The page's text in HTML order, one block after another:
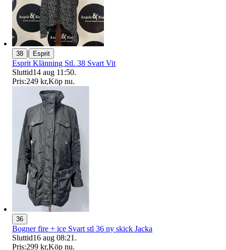
38 | Esprit
Esprit Klänning Stl. 38 Svart Vit
Sluttid14 aug 11:50.
Pris:249 kr,Köp nu.
36
Bogner fire + ice Svart stl 36 ny skick Jacka
Sluttid16 aug 08:21 .
Pris:299 kr,Köp nu.